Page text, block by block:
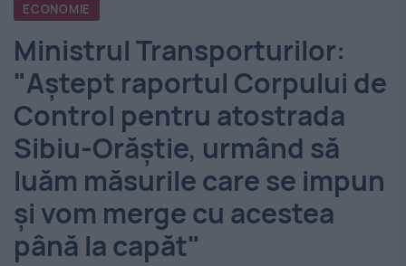
România
-
Evenimentul
Zilei
ECONOMIE
Ministrul Transporturilor:
"Aștept raportul Corpului de
Control pentru atostrada
Sibiu-Orăștie, urmând să
luăm măsurile care se impun
și vom merge cu acestea
până la capăt"